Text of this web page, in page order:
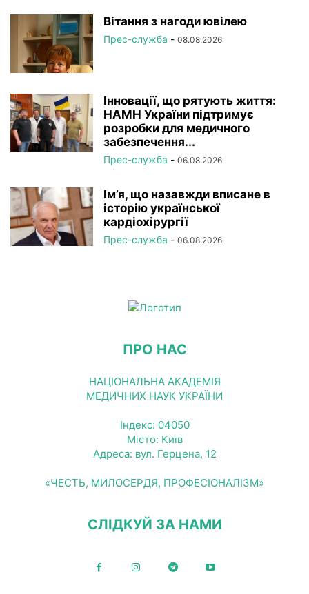
Вітання з нагоди ювілею
Прес-служба - 08.08.2026
Інновації, що рятують життя:
НАМН України підтримує
розробки для медичного
забезпечення...
Прес-служба - 06.08.2026
Ім’я, що назавжди вписане в
історію української
кардіохірургії
Прес-служба - 06.08.2026
ПРО НАС
НАЦІОНАЛЬНА АКАДЕМІЯ
МЕДИЧНИХ НАУК УКРАЇНИ
Індекс: 04050
Місто: Київ
Адреса: вул. Герцена, 12
«ЧЕСТЬ, МИЛОСЕРДЯ, ПРОФЕСІОНАЛІЗМ»
СЛІДКУЙ ЗА НАМИ